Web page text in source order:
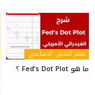
تعلم التحليل الأساسي
ما هو Fed’s Dot Plot ؟